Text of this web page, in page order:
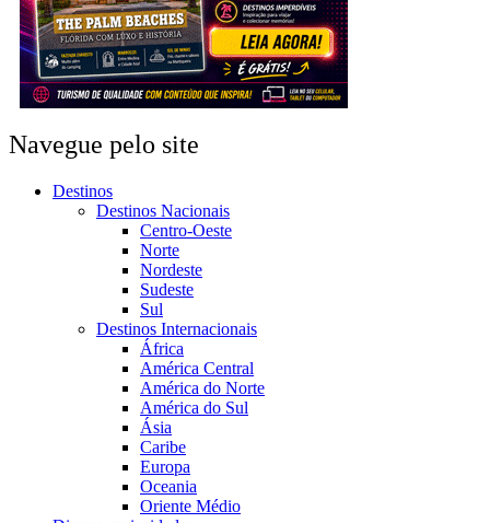
Navegue pelo site
Destinos
Destinos Nacionais
Centro-Oeste
Norte
Nordeste
Sudeste
Sul
Destinos Internacionais
África
América Central
América do Norte
América do Sul
Ásia
Caribe
Europa
Oceania
Oriente Médio